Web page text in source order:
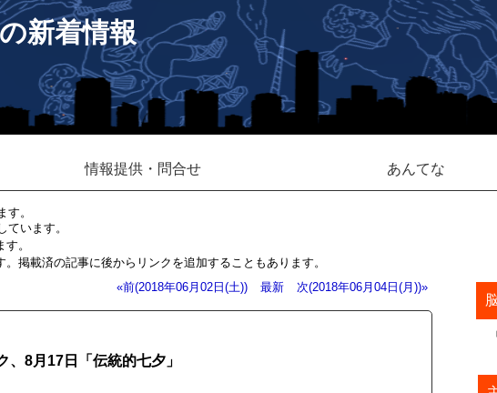
新着情報
情報提供・問合せ あんてな
。
います。
。
掲載済の記事に後からリンクを追加することもあります。
«前(2018年06月02日(土))
最新 次(2018年06月04日(月))»
8月17日「伝統的七夕」